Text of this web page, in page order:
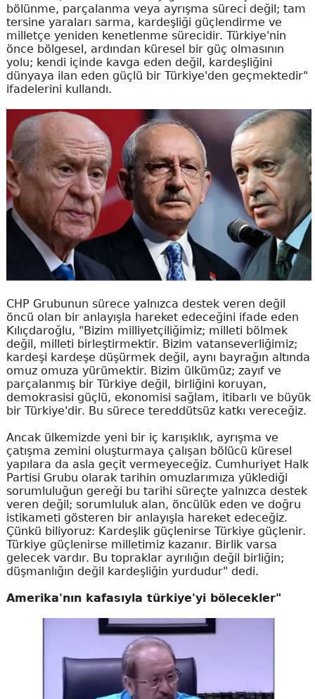
bölünme, parçalanma veya ayrışma süreci değil; tam
tersine yaraları sarma, kardeşliği güçlendirme ve
milletçe yeniden kenetlenme sürecidir. Türkiye'nin
önce bölgesel, ardından küresel bir güç olmasının
yolu; kendi içinde kavga eden değil, kardeşliğini
dünyaya ilan eden güçlü bir Türkiye'den geçmektedir"
ifadelerini kullandı.
CHP Grubunun sürece yalnızca destek veren değil
öncü olan bir anlayışla hareket edeceğini ifade eden
Kılıçdaroğlu, "Bizim milliyetçiliğimiz; milleti bölmek
değil, milleti birleştirmektir. Bizim vatanseverliğimiz;
kardeşi kardeşe düşürmek değil, aynı bayrağın altında
omuz omuza yürümektir. Bizim ülkümüz; zayıf ve
parçalanmış bir Türkiye değil, birliğini koruyan,
demokrasisi güçlü, ekonomisi sağlam, itibarlı ve büyük
bir Türkiye'dir. Bu sürece tereddütsüz katkı vereceğiz.
Ancak ülkemizde yeni bir iç karışıklık, ayrışma ve
çatışma zemini oluşturmaya çalışan bölücü küresel
yapılara da asla geçit vermeyeceğiz. Cumhuriyet Halk
Partisi Grubu olarak tarihin omuzlarımıza yüklediği
sorumluluğun gereği bu tarihi süreçte yalnızca destek
veren değil; sorumluluk alan, öncülük eden ve doğru
istikameti gösteren bir anlayışla hareket edeceğiz.
Çünkü biliyoruz: Kardeşlik güçlenirse Türkiye güçlenir.
Türkiye güçlenirse milletimiz kazanır. Birlik varsa
gelecek vardır. Bu topraklar ayrılığın değil birliğin;
düşmanlığın değil kardeşliğin yurdudur" dedi.
Amerika'nın kafasıyla türkiye'yi bölecekler"